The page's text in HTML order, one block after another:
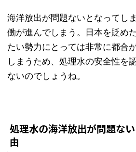
海洋放出が問題ないとなってし
働が進んでしまう。日本を貶め
たい勢力にとっては非常に都合
しまうため、処理水の安全性を
ないのでしょうね。
処理水の海洋放出が問題な
由